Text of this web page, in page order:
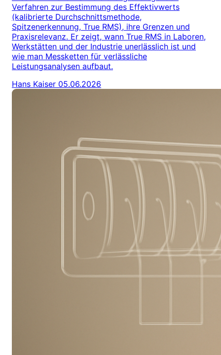
Verfahren zur Bestimmung des Effektivwerts
(kalibrierte Durchschnittsmethode,
Spitzenerkennung, True RMS), ihre Grenzen und
Praxisrelevanz. Er zeigt, wann True RMS in Laboren,
Werkstätten und der Industrie unerlässlich ist und
wie man Messketten für verlässliche
Leistungsanalysen aufbaut.
Hans Kaiser 05.06.2026